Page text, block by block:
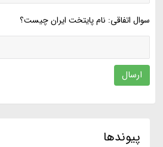
سوال اتفاقی: نام پایتخت ایران چیست؟
ارسال
پیوندها